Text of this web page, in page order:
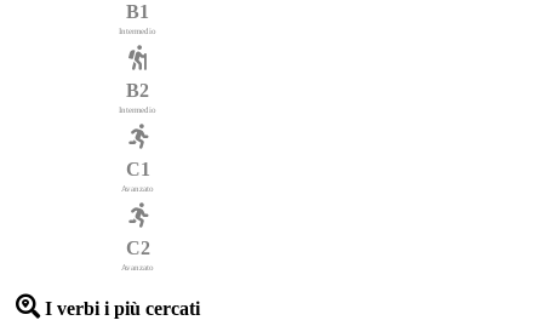
B1
Intermedio
B2
Intermedio
C1
Avanzato
C2
Avanzato
I verbi i più cercati